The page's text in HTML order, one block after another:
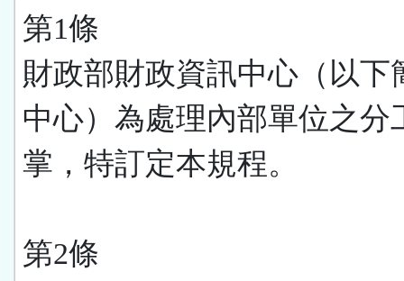
第1條
財政部財政資訊中心（以下
中心）為處理內部單位之分
掌，特訂定本規程。
第2條